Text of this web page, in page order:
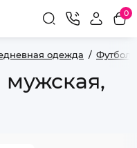
0
одежда
мужская,